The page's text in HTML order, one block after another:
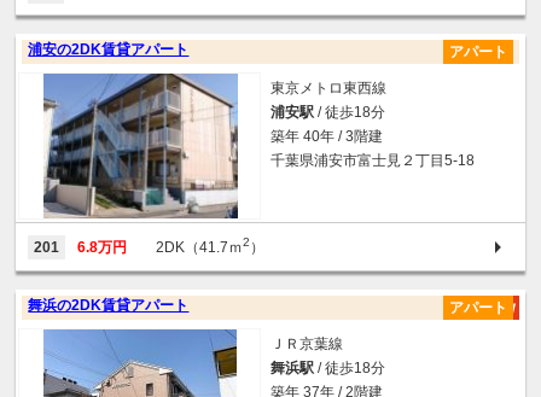
浦安の2DK賃貸アパート アパート
東京メトロ東西線
浦安駅 / 徒歩18分
築年 40年 / 3階建
千葉県浦安市富士見２丁目5-18
201 6.8万円 2DK（41.7ｍ2 ）
舞浜の2DK賃貸アパート アパート
ＪＲ京葉線
舞浜駅 / 徒歩18分
築年 37年 / 2階建